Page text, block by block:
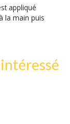
appliqué
la main puis